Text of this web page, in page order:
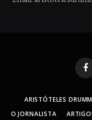
ARISTÓTELES
O JORNALISTA